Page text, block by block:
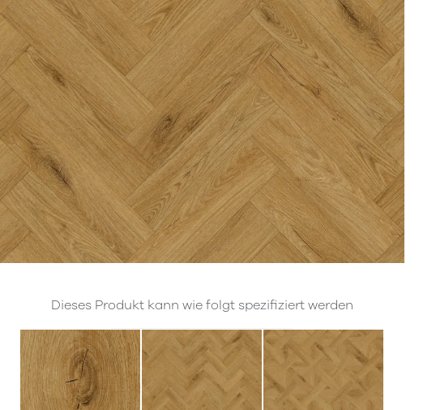
Dieses Produkt kann wie folgt spezifiziert werden